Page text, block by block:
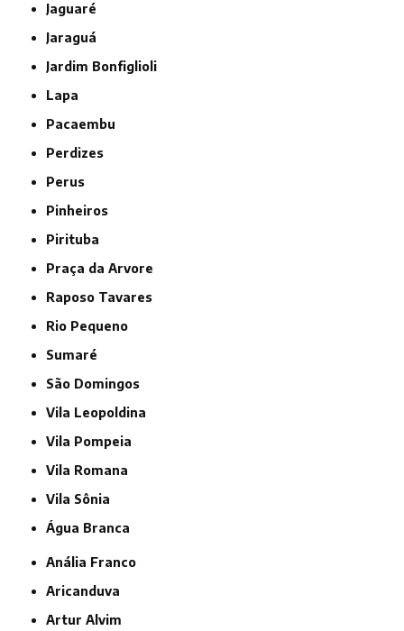
Jaguaré
Jaraguá
Jardim Bonfiglioli
Lapa
Pacaembu
Perdizes
Perus
Pinheiros
Pirituba
Praça da Arvore
Raposo Tavares
Rio Pequeno
Sumaré
São Domingos
Vila Leopoldina
Vila Pompeia
Vila Romana
Vila Sônia
Água Branca
Anália Franco
Aricanduva
Artur Alvim